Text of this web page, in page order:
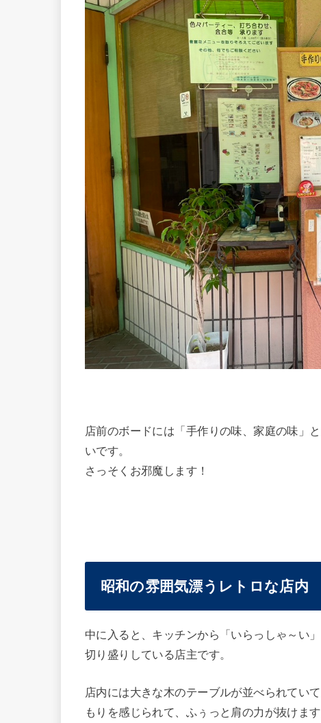
店前のボードには「手作りの味、家庭の味」
いです。
さっそくお邪魔します！
昭和の雰囲気漂うレトロな店内
中に入ると、キッチンから「いらっしゃ～い
切り盛りしている店主です。
店内には大きな木のテーブルが並べられてい
もりを感じられて、ふぅっと肩の力が抜けます